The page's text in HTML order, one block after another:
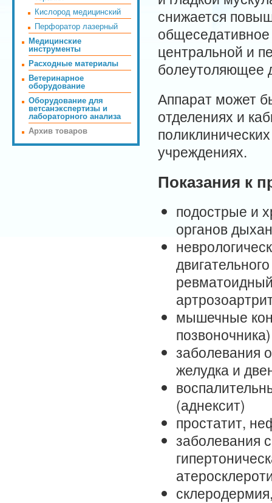
снижается
центральной и
болеутоляющее
Аппарат может
отделениях и
учреждениях.
Показания к
подострые и
органов
мышечные
позвоночника)
заболевания
желудка и
(аднексит)
простатит,
заболевания
Кислород медицинский
Перфоратор лазерный
Медицинские
инструменты
Расходные материалы
Ветеринарное
оборудование
Оборудование для
ветсанэкспертизы и
лабораторного анализа
Архив товаров